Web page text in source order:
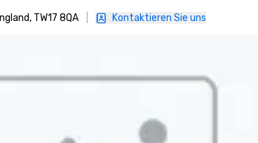
TW17 8QA Kontaktieren Sie uns